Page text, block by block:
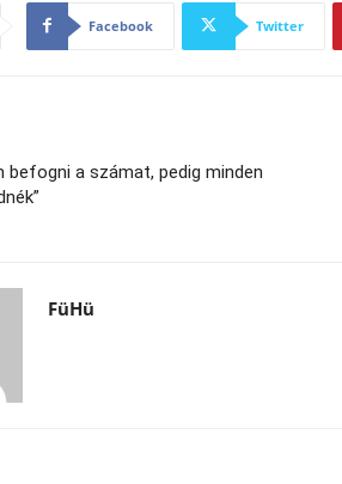
Facebook Twitter
befogni a számat, pedig minden
FüHü